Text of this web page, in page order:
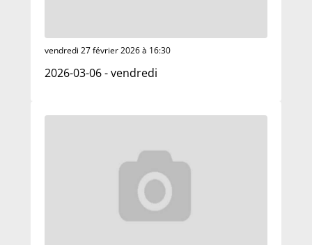
vendredi 27 février 2026 à 16:30
2026-03-06 - vendredi